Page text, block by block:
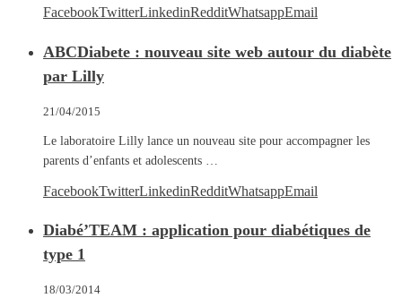
FacebookTwitterLinkedinRedditWhatsappEmail
ABCDiabete : nouveau site web autour du diabète
par Lilly
21/04/2015
Le laboratoire Lilly lance un nouveau site pour accompagner les
parents d’enfants et adolescents …
FacebookTwitterLinkedinRedditWhatsappEmail
Diabé’TEAM : application pour diabétiques de
type 1
18/03/2014